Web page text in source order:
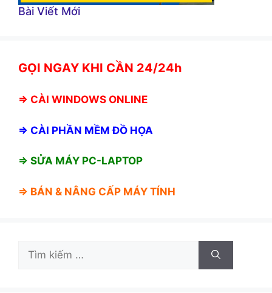
Bài Viết Mới
GỌI NGAY KHI CẦN 24/24h
⇒ CÀI WINDOWS ONLINE
⇒ CÀI PHẦN MỀM ĐỒ HỌA
⇒ SỬA MÁY PC-LAPTOP
⇒ BÁN & NÂNG CẤP MÁY TÍNH
Tìm
kiếm